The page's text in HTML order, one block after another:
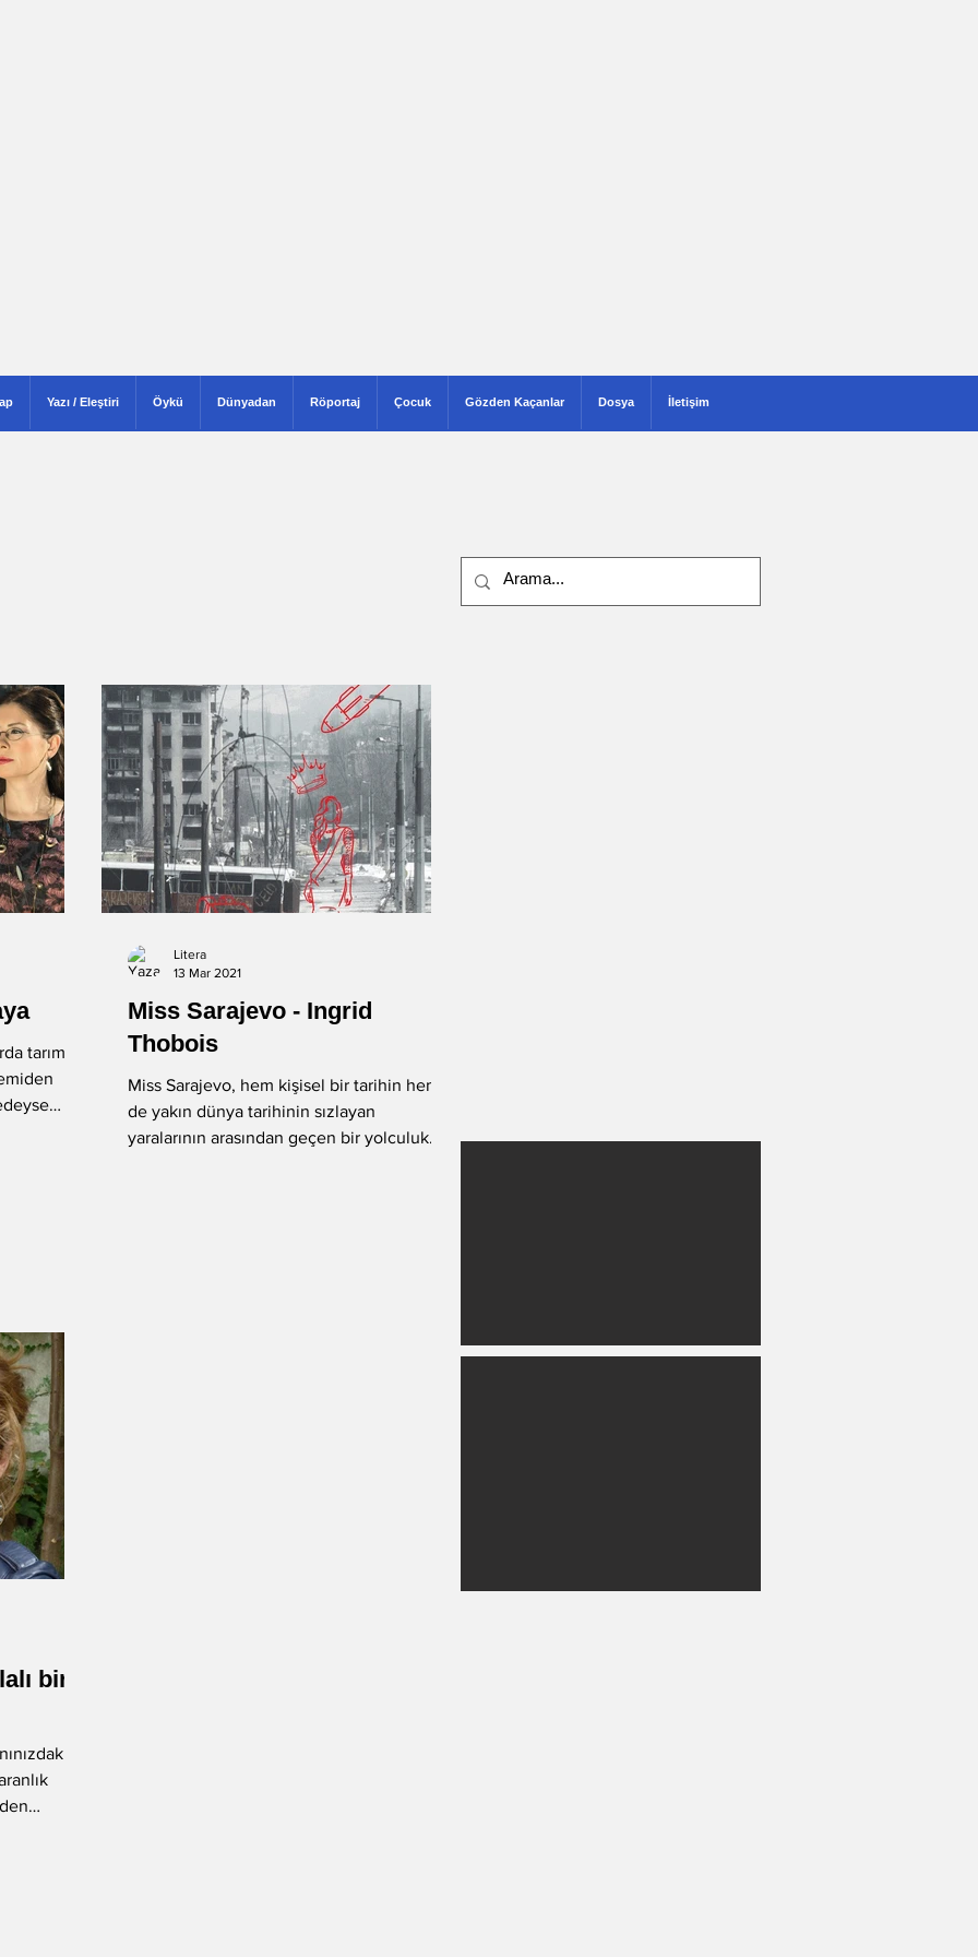
Dünya Yeni Çıkanlar ayin-yazari
-Oylum Yılmaz Dergi -Mahir Ünsal Eriş
-Doğuş Sarpkaya -Haziran Düzkan
Hükümenoğlu -Seda Ateş
-Okan Okumuş -Nuray Önoğlu
-Fatih Balkış Öykü
Miss Sarajevo - Ingrid
Thobois
Miss Sarajevo, hem kişisel bir tarihin hem
de yakın dünya tarihinin sızlayan
yaralarının arasından geçen bir yolculuk
Litera
13 Mar 2021
bir
Yazı / Eleştiri Öykü Dünyadan Röportaj Çocuk Gözden Kaçanlar Dosya İletişim